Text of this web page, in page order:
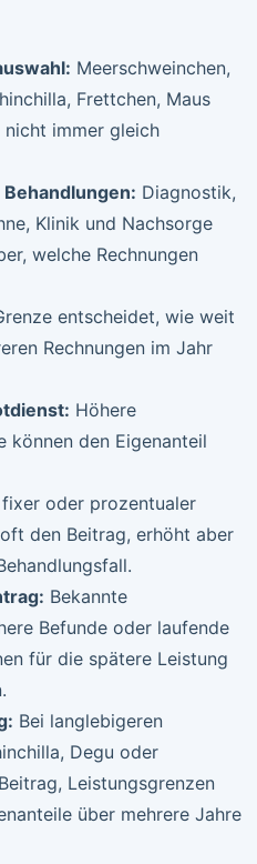
Meerschweinchen,
Frettchen, Maus
nicht immer gleich
Diagnostik,
Klinik und Nachsorge
welche Rechnungen
entscheidet, wie weit
Rechnungen im Jahr
Höhere
können den Eigenanteil
fixer oder prozentualer
den Beitrag, erhöht aber
Bekannte
Befunde oder laufende
für die spätere Leistung
Bei langlebigeren
Degu oder
Leistungsgrenzen
über mehrere Jahre